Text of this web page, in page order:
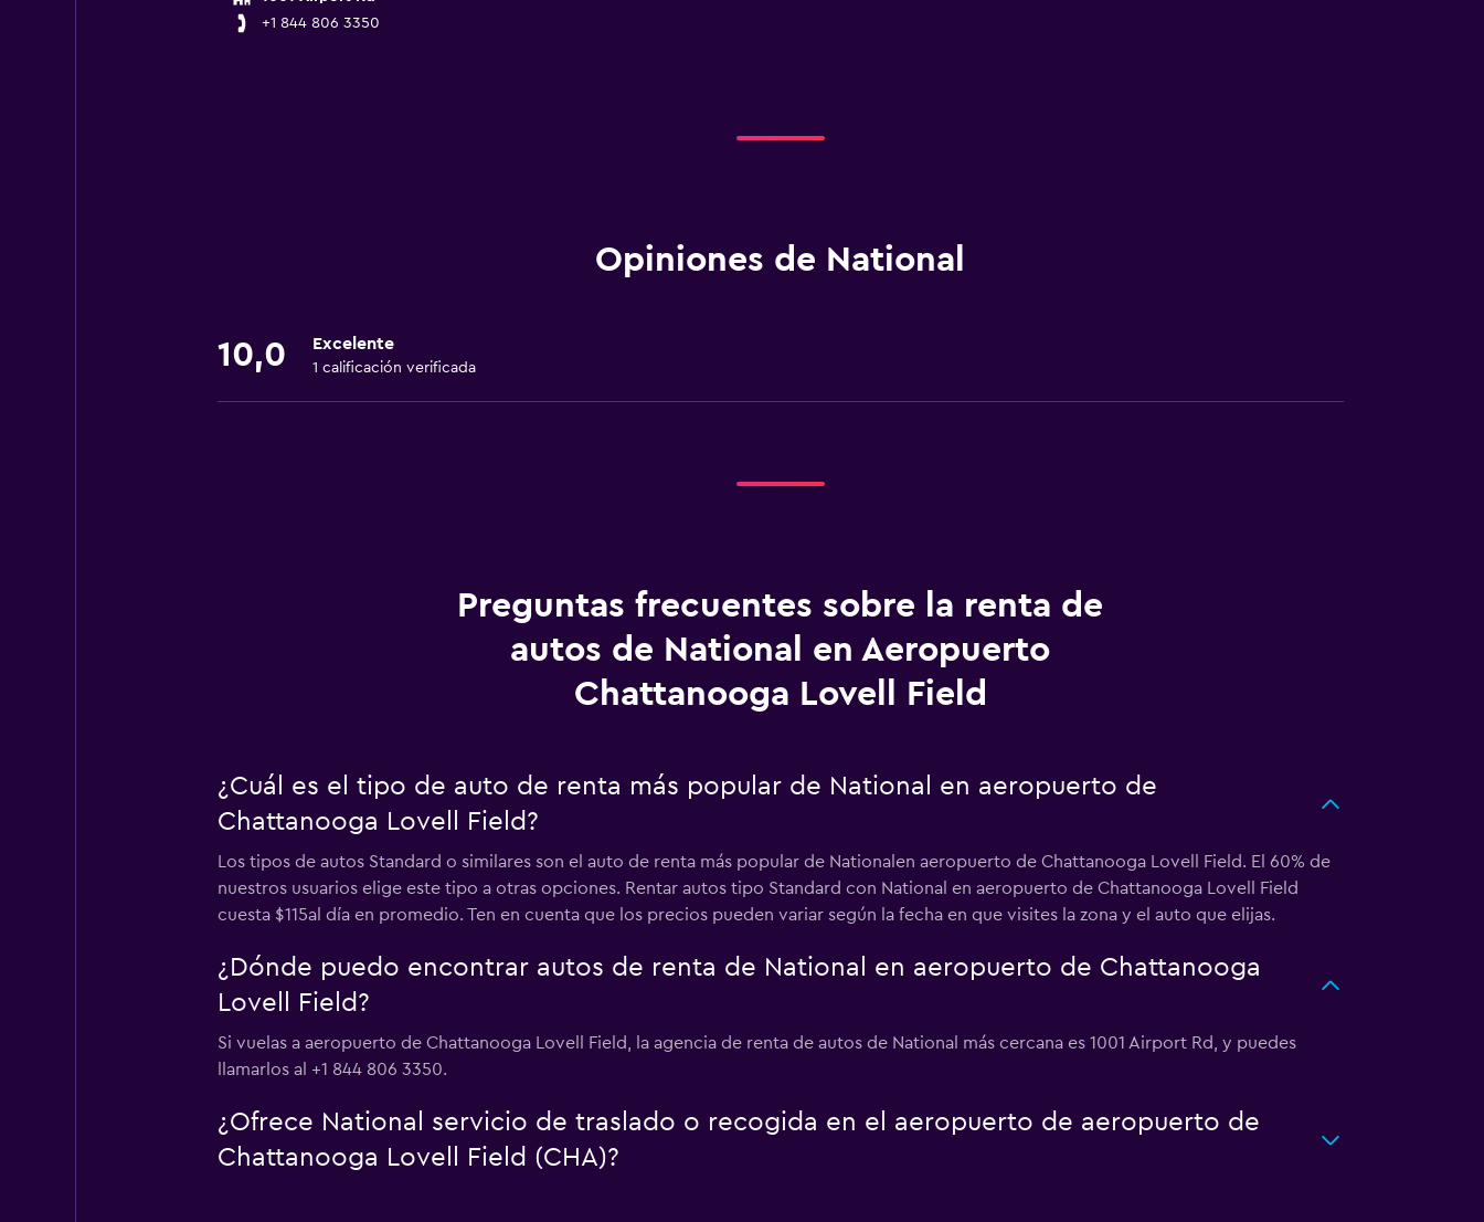
+1 844 806 3350
Opiniones de National
10,0 Excelente
1 calificación verificada
Preguntas frecuentes sobre la renta de
autos de National en Aeropuerto
Chattanooga Lovell Field
¿Cuál es el tipo de auto de renta más popular de National en aeropuerto de
Chattanooga Lovell Field?
Los tipos de autos Standard o similares son el auto de renta más popular de Nationalen aeropuerto de Chattanooga Lovell Field. El 60% de
nuestros usuarios elige este tipo a otras opciones. Rentar autos tipo Standard con National en aeropuerto de Chattanooga Lovell Field
cuesta $115al día en promedio. Ten en cuenta que los precios pueden variar según la fecha en que visites la zona y el auto que elijas.
¿Dónde puedo encontrar autos de renta de National en aeropuerto de Chattanooga
Lovell Field?
Si vuelas a aeropuerto de Chattanooga Lovell Field, la agencia de renta de autos de National más cercana es 1001 Airport Rd, y puedes
llamarlos al +1 844 806 3350.
¿Ofrece National servicio de traslado o recogida en el aeropuerto de aeropuerto de
Chattanooga Lovell Field (CHA)?